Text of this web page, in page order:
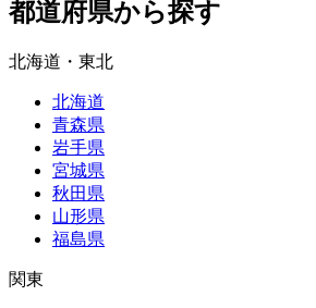
都道府県から探す
北海道・東北
北海道
青森県
岩手県
宮城県
秋田県
山形県
福島県
関東